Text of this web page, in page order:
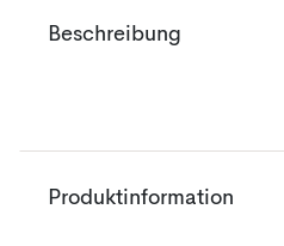
Beschreibung
Produktinformation